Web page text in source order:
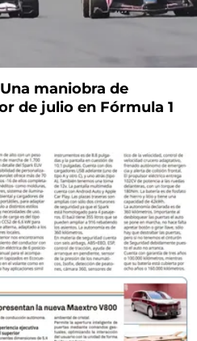
maniobra de
de julio en Fórmula 1